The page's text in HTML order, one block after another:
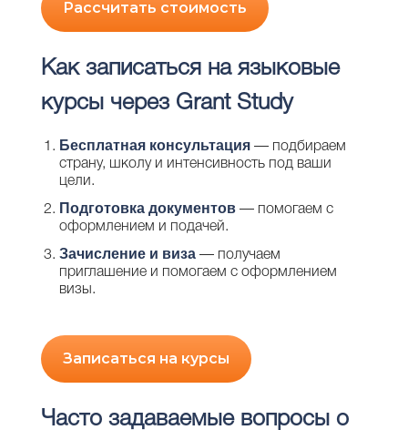
Рассчитать стоимость
Как записаться на языковые
курсы через Grant Study
Бесплатная консультация — подбираем
страну, школу и интенсивность под ваши
цели.
Подготовка документов — помогаем с
оформлением и подачей.
Зачисление и виза — получаем
приглашение и помогаем с оформлением
визы.
Записаться на курсы
Часто задаваемые вопросы о